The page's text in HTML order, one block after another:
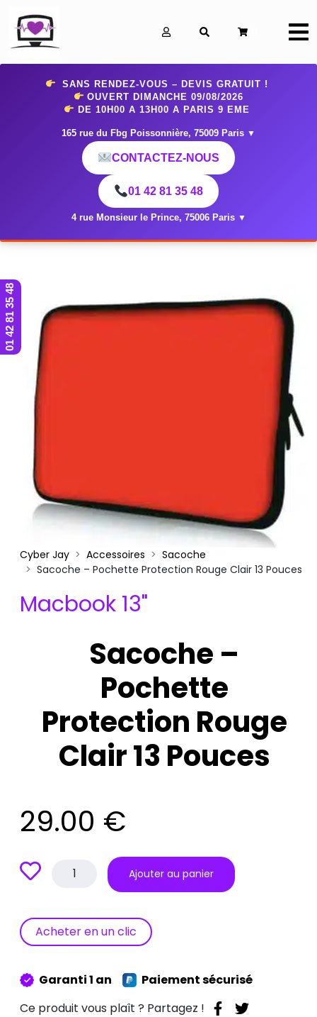
SANS RENDEZ-VOUS – DEVIS GRATUIT !
OUVERT DIMANCHE 09/08/2026
DE 10H00 A 13H00 A PARIS 9 EME
165 rue du Fbg Poissonnière, 75009 Paris ▼
CONTACTEZ-NOUS
01 42 81 35 48
4 rue Monsieur le Prince, 75006 Paris ▼
Cyber Jay Accessoires
Sacoche
Sacoche – Pochette Protection Rouge Clair 13 Pouces
Macbook 13"
Sacoche –
Pochette
Protection Rouge
Clair 13 Pouces
29.00 €
quantité
Pochette
Protection
13
Ajouter au panier
Acheter en un clic
Garanti 1 an
Paiement sécurisé
Ce produit vous plaît ? Partagez !
01 42 81 35 48